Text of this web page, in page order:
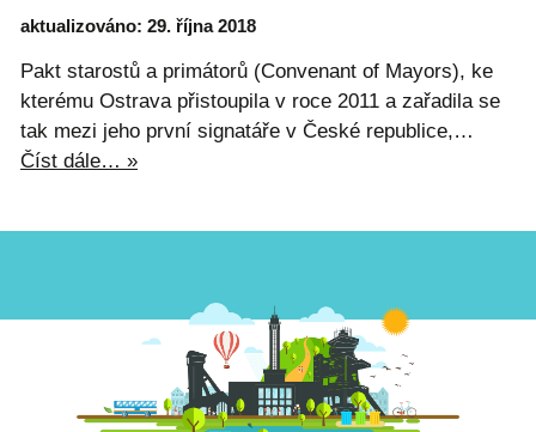
aktualizováno: 29. října 2018
Pakt starostů a primátorů (Convenant of Mayors), ke
kterému Ostrava přistoupila v roce 2011 a zařadila se
tak mezi jeho první signatáře v České republice,…
Číst dále… »